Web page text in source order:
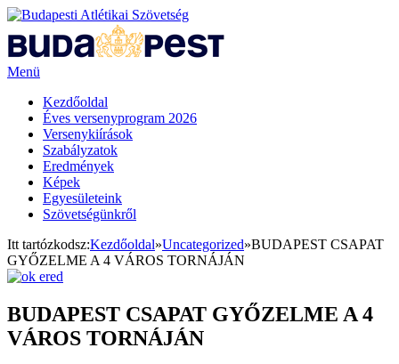
Menü
Kezdőoldal
Éves versenyprogram 2026
Versenykiírások
Szabályzatok
Eredmények
Képek
Egyesületeink
Szövetségünkről
Itt tartózkodsz:Kezdőoldal»Uncategorized»BUDAPEST CSAPAT
GYŐZELME A 4 VÁROS TORNÁJÁN
BUDAPEST CSAPAT GYŐZELME A 4
VÁROS TORNÁJÁN